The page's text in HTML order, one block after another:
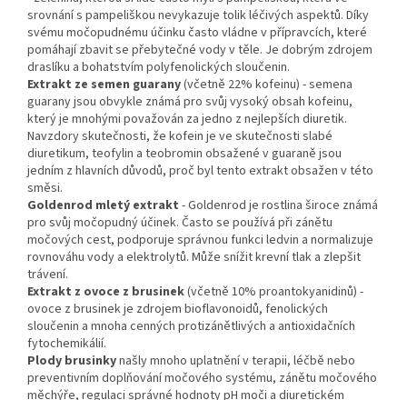
srovnání s pampeliškou nevykazuje tolik léčivých aspektů. Díky
svému močopudnému účinku často vládne v přípravcích, které
pomáhají zbavit se přebytečné vody v těle. Je dobrým zdrojem
draslíku a bohatstvím polyfenolických sloučenin.
Extrakt ze semen guarany(včetně 22% kofeinu) - semena
guarany jsou obvykle známá pro svůj vysoký obsah kofeinu,
který je mnohými považován za jedno z nejlepších diuretik.
Navzdory skutečnosti, že kofein je ve skutečnosti slabé
diuretikum, teofylin a teobromin obsažené v guaraně jsou
jedním z hlavních důvodů, proč byl tento extrakt obsažen v této
směsi.
Goldenrod mletý extrakt - Goldenrod je rostlina široce známá
pro svůj močopudný účinek. Často se používá při zánětu
močových cest, podporuje správnou funkci ledvin a normalizuje
rovnováhu vody a elektrolytů. Může snížit krevní tlak a zlepšit
trávení.
Extrakt z ovoce z brusinek(včetně 10% proantokyanidinů) -
ovoce z brusinek je zdrojem bioflavonoidů, fenolických
sloučenin a mnoha cenných protizánětlivých a antioxidačních
fytochemikálií.
Plody brusinkynašly mnoho uplatnění v terapii, léčbě nebo
preventivním doplňování močového systému, zánětu močového
měchýře, regulaci správné hodnoty pH moči a diuretickém